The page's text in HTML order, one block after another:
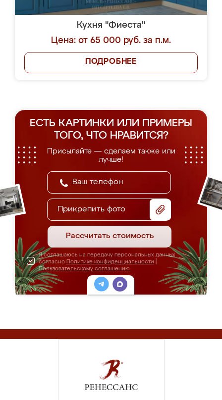
Кухня "Фиеста"
Цена: от 65 000 руб. за п.м.
ПОДРОБНЕЕ
ЕСТЬ КАРТИНКИ ИЛИ ПРИМЕРЫ
ТОГО, ЧТО НРАВИТСЯ?
Присылайте — сделаем также или
лучше!
Прикрепить фото
Рассчитать стоимость
Я соглашаюсь на передачу персональных данных
согласно Политике конфиденциальности
Пользовательскому соглашению